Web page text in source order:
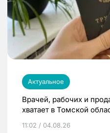
Актуальное
Врачей, рабочих и
хватает в Томской
11:02 / 04.08.26